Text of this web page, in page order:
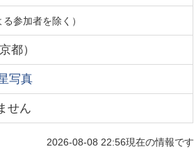
参加者を除く）
都）
写真
せん
2026-08-08 22:56現在の情報です